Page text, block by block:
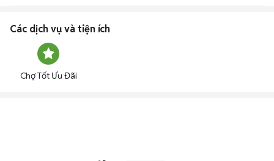
Các dịch vụ và tiện ích
Chợ Tốt Ưu Đãi